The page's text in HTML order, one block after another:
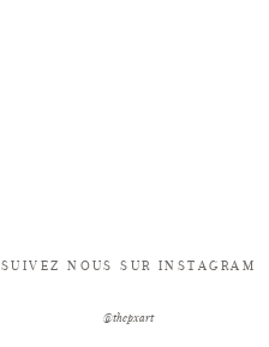
SUIVEZ NOUS SUR INSTAGRAM
@thepxart